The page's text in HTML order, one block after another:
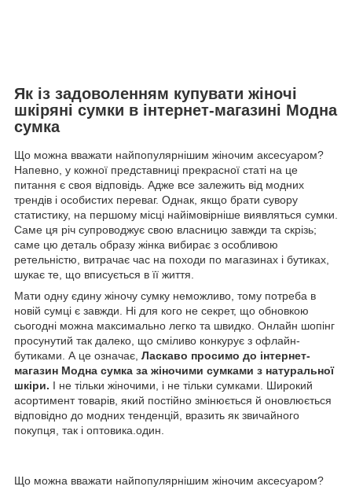
Як із задоволенням купувати жіночі
шкіряні сумки в інтернет-магазині Модна
сумка
Що можна вважати найпопулярнішим жіночим аксесуаром?
Напевно, у кожної представниці прекрасної статі на це
питання є своя відповідь. Адже все залежить від модних
трендів і особистих переваг. Однак, якщо брати сувору
статистику, на першому місці найімовірніше виявляться сумки.
Саме ця річ супроводжує свою власницю завжди та скрізь;
саме цю деталь образу жінка вибирає з особливою
ретельністю, витрачає час на походи по магазинах і бутиках,
шукає те, що вписується в її життя.
Мати одну єдину жіночу сумку неможливо, тому потреба в
новій сумці є завжди. Ні для кого не секрет, що обновкою
сьогодні можна максимально легко та швидко. Онлайн шопінг
просунутий так далеко, що сміливо конкурує з офлайн-
бутиками. А це означає, Ласкаво просимо до інтернет-
магазин Модна сумка за жіночими сумками з натуральної
шкіри. І не тільки жіночими, і не тільки сумками. Широкий
асортимент товарів, який постійно змінюється й оновлюється
відповідно до модних тенденцій, вразить як звичайного
покупця, так і оптовика.один.
Що можна вважати найпопулярнішим жіночим аксесуаром?